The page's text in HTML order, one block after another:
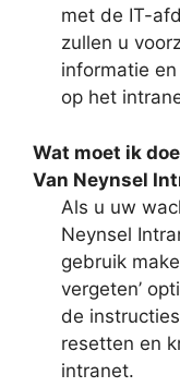
met de IT-
zullen u
informatie
op het
Wat moet ik
Van Neynsel
Als u uw
Neynsel
gebruik
vergeten’
de
resetten en
intranet.